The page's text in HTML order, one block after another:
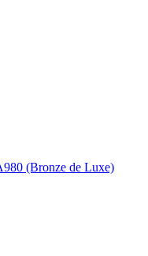
(Bronze de Luxe)